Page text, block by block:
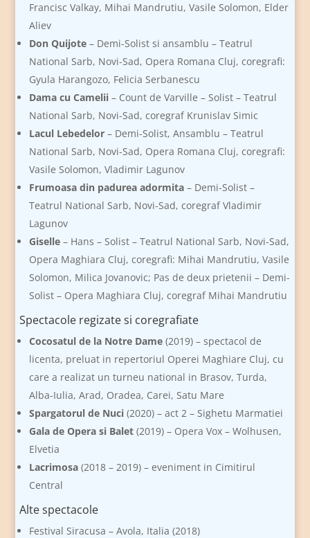
Francisc Valkay, Mihai Mandrutiu, Vasile Solomon, Elder
Aliev
Don Quijote – Demi-Solist si ansamblu – Teatrul
National Sarb, Novi-Sad, Opera Romana Cluj, coregrafi:
Gyula Harangozo, Felicia Serbanescu
Dama cu Camelii – Count de Varville – Solist – Teatrul
National Sarb, Novi-Sad, coregraf Krunislav Simic
Lacul Lebedelor – Demi-Solist, Ansamblu – Teatrul
National Sarb, Novi-Sad, Opera Romana Cluj, coregrafi:
Vasile Solomon, Vladimir Lagunov
Frumoasa din padurea adormita – Demi-Solist –
Teatrul National Sarb, Novi-Sad, coregraf Vladimir
Lagunov
Giselle – Hans – Solist – Teatrul National Sarb, Novi-Sad,
Opera Maghiara Cluj, coregrafi: Mihai Mandrutiu, Vasile
Solomon, Milica Jovanovic; Pas de deux prietenii – Demi-
Solist – Opera Maghiara Cluj, coregraf Mihai Mandrutiu
Spectacole regizate si coregrafiate
Cocosatul de la Notre Dame (2019) – spectacol de
licenta, preluat in repertoriul Operei Maghiare Cluj, cu
care a realizat un turneu national in Brasov, Turda,
Alba-Iulia, Arad, Oradea, Carei, Satu Mare
Spargatorul de Nuci (2020) – act 2 – Sighetu Marmatiei
Gala de Opera si Balet (2019) – Opera Vox – Wolhusen,
Elvetia
Lacrimosa (2018 – 2019) – eveniment in Cimitirul
Central
Alte spectacole
Festival Siracusa – Avola, Italia (2018)